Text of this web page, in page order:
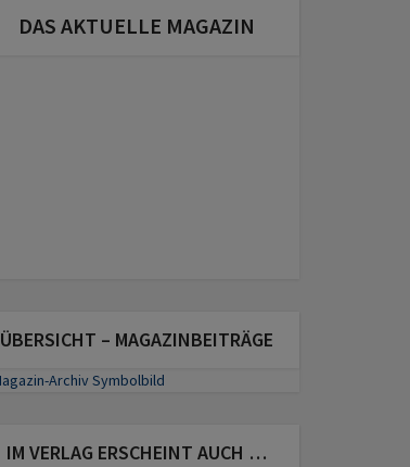
DAS AKTUELLE MAGAZIN
ÜBERSICHT – MAGAZINBEITRÄGE
IM VERLAG ERSCHEINT AUCH …